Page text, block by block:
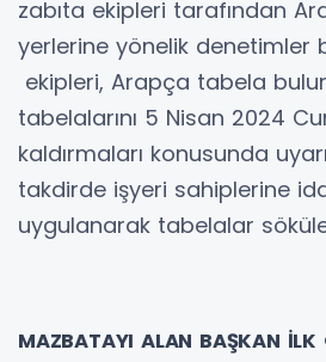
zabıta ekipleri tarafından
yerlerine yönelik denetimler
ekipleri, Arapça tabela
tabelalarını 5 Nisan 2024
kaldırmaları konusunda
takdirde işyeri sahiplerine
uygulanarak tabelalar
MAZBATAYI ALAN BAŞKAN İLK